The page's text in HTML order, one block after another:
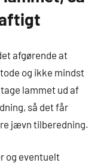
afgørende at
og ikke mindst
lammet ud af
så det får
jævn tilberedning.
og eventuelt